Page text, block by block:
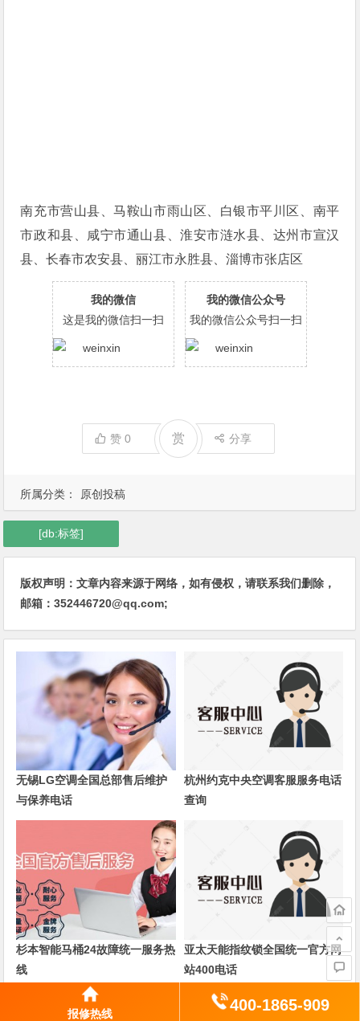
所属分类： 原创投稿
南充市营山县、马鞍山市雨山区、白银市平川区、南平
市政和县、咸宁市通山县、淮安市涟水县、达州市宣汉
县、长春市农安县、丽江市永胜县、淄博市张店区
我的微信
这是我的微信扫一扫
我的微信公众号
我的微信公众号扫一扫
赞0 赏 分享
[db:标签]
版权声明：文章内容来源于网络，如有侵权，请联系我们删除，
邮箱：352446720@qq.com;
无锡LG空调全国总部售后维护
与保养电话
杭州约克中央空调客服服务电话
查询
杉本智能马桶24故障统一服务热
线
亚太天能指纹锁全国统一官方网
站400电话
上一篇
报修热线 400-1865-909